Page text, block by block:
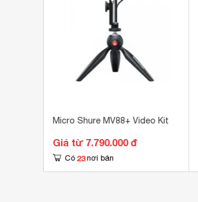
Micro Shure MV88+ Video Kit
Giá từ 7.790.000 đ
Có 23 nơi bán